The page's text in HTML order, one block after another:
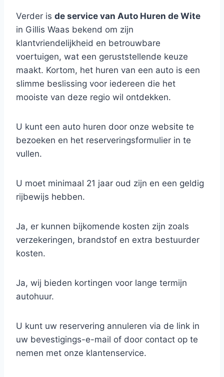
Verder is de service van Auto Huren de Wite
in Gillis Waas bekend om zijn
klantvriendelijkheid en betrouwbare
voertuigen, wat een geruststellende keuze
maakt. Kortom, het huren van een auto is een
slimme beslissing voor iedereen die het
mooiste van deze regio wil ontdekken.
U kunt een auto huren door onze website te
bezoeken en het reserveringsformulier in te
vullen.
U moet minimaal 21 jaar oud zijn en een geldig
rijbewijs hebben.
Ja, er kunnen bijkomende kosten zijn zoals
verzekeringen, brandstof en extra bestuurder
kosten.
Ja, wij bieden kortingen voor lange termijn
autohuur.
U kunt uw reservering annuleren via de link in
uw bevestigings-e-mail of door contact op te
nemen met onze klantenservice.